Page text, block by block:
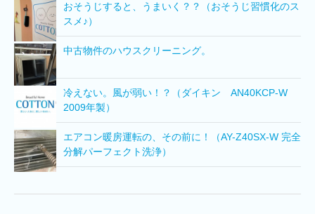
おそうじすると、うまいく？？（おそうじ習慣化のス
スメ♪）
中古物件のハウスクリーニング。
冷えない。風が弱い！？（ダイキン AN40KCP-W
2009年製）
エアコン暖房運転の、その前に！（AY-Z40SX-W 完全
分解パーフェクト洗浄）